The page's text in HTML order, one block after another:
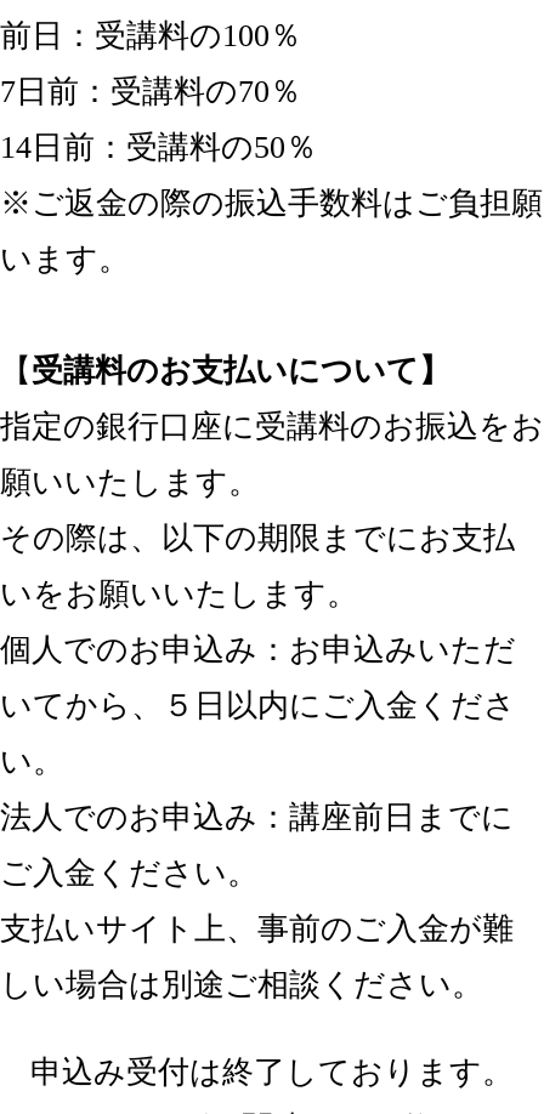
前日：受講料の100％
7日前：受講料の70％
14日前：受講料の50％
※ご返金の際の振込手数料はご負担願
います。
【 受講料のお支払いについて】
指定の銀行口座に受講料のお振込をお
願いいたします。
その際は、以下の期限までにお支払
いをお願いいたします。
個人でのお申込み：お申込みいただ
いてから、５日以内にご入金くださ
い。
法人でのお申込み：講座前日までに
ご入金ください。
支払いサイト上、事前のご入金が難
しい場合は別途ご相談ください。
申込み受付は終了しております。